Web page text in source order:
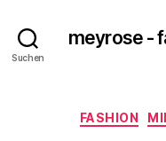
Suchen
meyrose -
FASHION